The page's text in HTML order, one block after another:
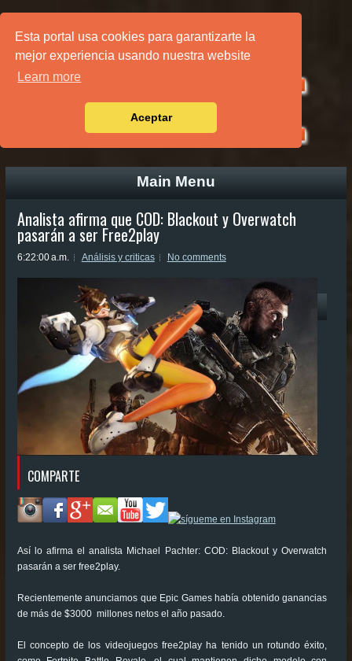
Esta portal usa cookies para garantizarte la
mejor experiencia usando nuestra website
Learn more
Aceptar
PÁGINA PRINCIPAL
Main Menu
Analista afirma que COD: Blackout y Overwatch
pasarán a ser Free2play
6:22:00 a.m. Análisis y criticas No comments
COMPARTE
Así lo afirma el analista Michael Pachter: COD: Blackout y Overwatch
pasarán a ser free2play.
Recientemente anunciamos que Epic Games había obtenido ganancias
de más de $3000 millones netos el año pasado.
El concepto de los videojuegos free2play ha tenido un rotundo éxito,